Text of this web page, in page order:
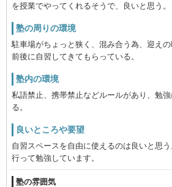
を授業でやってくれるそうで、良いと思う。
塾の周りの環境
駐車場がちょっと狭く、混み合う為、迎え
前後に自習してきてもらっている。
塾内の環境
私語禁止、携帯禁止などルールがあり、勉
る。
良いところや要望
自習スペースを自由に使えるのは良いと思
行って勉強しています。
塾の雰囲気